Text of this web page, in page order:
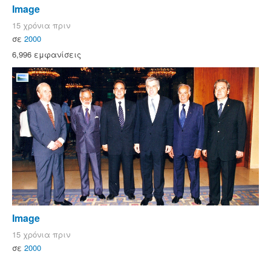
Image
15 χρόνια πριν
σε 2000
6,996 εμφανίσεις
Image
15 χρόνια πριν
σε 2000